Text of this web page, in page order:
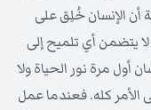
أن الإنسان خُلِق على
لا يتضمن أي تلميح إلى
أول مرة نور الحياة ولا
الأمر كله. فعندما عمل